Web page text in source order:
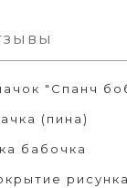
"Спанч
(пина)
бабочка
рисунка